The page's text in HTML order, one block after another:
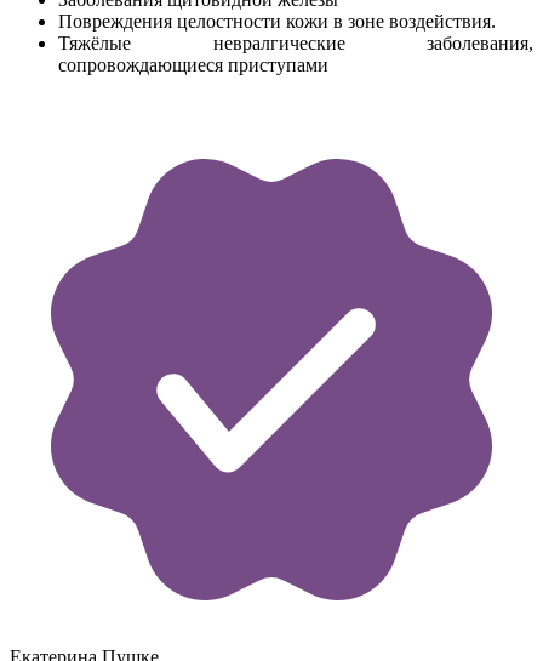
Повреждения целостности кожи в зоне воздействия.
Тяжёлые невралгические заболевания,
сопровождающиеся приступами